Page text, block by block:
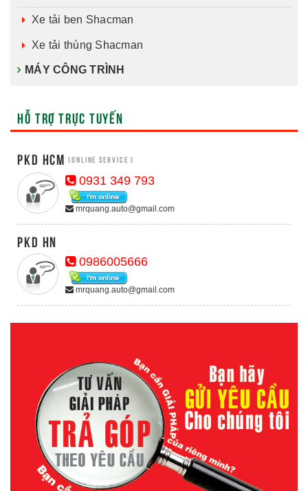
Xe tải ben Shacman
Xe tải thùng Shacman
MÁY CÔNG TRÌNH
HỖ TRỢ TRỰC TUYẾN
PKD HCM (Online Service )
0931 349 793
mrquang.auto@gmail.com
PKD HN
0986005666
mrquang.auto@gmail.com